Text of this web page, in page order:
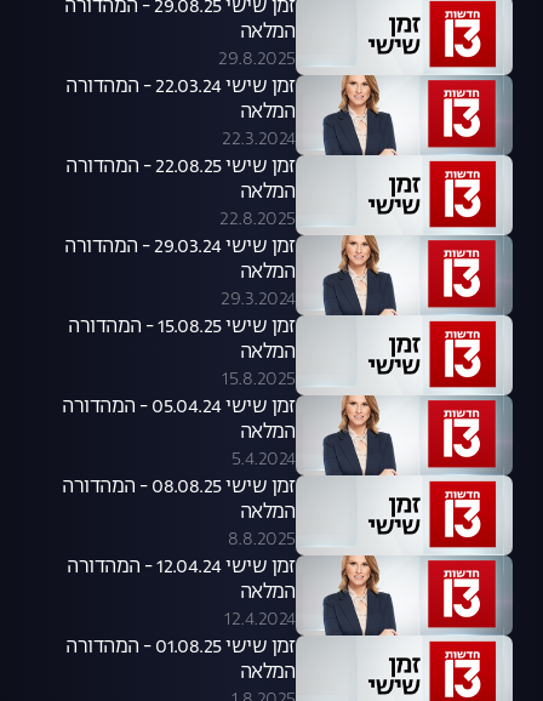
זמן שישי 29.08.25 - המהדורה
המלאה
29.8.2025
זמן שישי 22.03.24 - המהדורה
המלאה
22.3.2024
זמן שישי 22.08.25 - המהדורה
המלאה
22.8.2025
זמן שישי 29.03.24 - המהדורה
המלאה
29.3.2024
זמן שישי 15.08.25 - המהדורה
המלאה
15.8.2025
זמן שישי 05.04.24 - המהדורה
המלאה
5.4.2024
זמן שישי 08.08.25 - המהדורה
המלאה
8.8.2025
זמן שישי 12.04.24 - המהדורה
המלאה
12.4.2024
זמן שישי 01.08.25 - המהדורה
המלאה